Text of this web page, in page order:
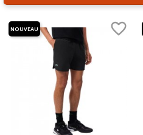

NOUVEAU